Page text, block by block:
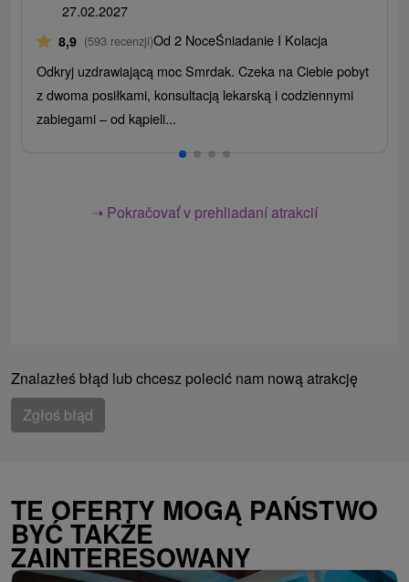
27.02.2027
8,9 (593 recenzji)Od 2 NoceŚniadanie I Kolacja
Odkryj uzdrawiającą moc Smrdak. Czeka na Ciebie pobyt
z dwoma posiłkami, konsultacją lekarską i codziennymi
zabiegami – od kąpieli...
➝ Pokračovať v prehliadaní atrakcií
Znalazłeś błąd lub chcesz polecić nam nową atrakcję
Zgłoś błąd
TE OFERTY MOGĄ PAŃSTWO
BYĆ TAKŻE
ZAINTERESOWANY